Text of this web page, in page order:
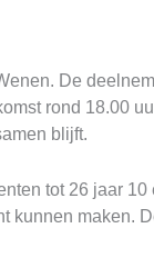
De
rond 18.00
blijft.
tot 26 jaar
kunnen maken.